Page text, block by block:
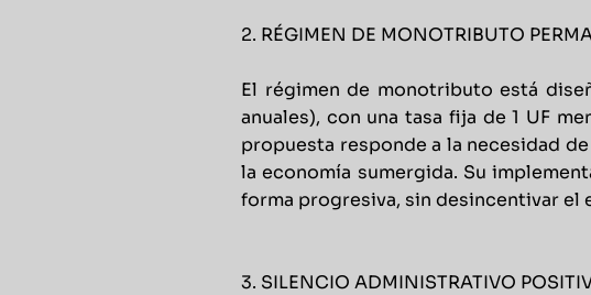
2. RÉGIMEN DE MONOTRIBUTO
El régimen de monotributo está
anuales), con una tasa fija de 1 UF
propuesta responde a la necesidad
la economía sumergida. Su
forma progresiva, sin desincentivar el
3. SILENCIO ADMINISTRATIVO